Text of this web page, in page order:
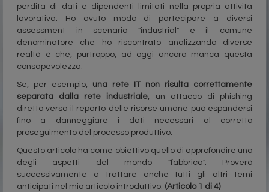
perdita di dati e dipendenti limitati nella propria attività
lavorativa. Ho avuto modo di partecipare a diversi
assessment in scenario "industrial" e il comune
denominatore che ho riscontrato analizzando diverse
realtà è che, purtroppo, ad oggi ancora manca questa
consapevolezza.
Se, per esempio, una rete IT non risulta correttamente
separata dalla rete industriale, un attacco di phishing
diretto verso il reparto delle risorse umane può espandersi
fino a danneggiare i dati necessari al corretto
proseguimento del processo produttivo.
Questo articolo ha come obiettivo quello di approfondire uno
degli aspetti del mondo "fabbrica". Proverò
successivamente a trattare anche tutti gli altri temi
anticipati nel mio articolo introduttivo. (Articolo 1 di 4)